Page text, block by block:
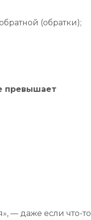
(обратки);
превышает
— даже если что-то